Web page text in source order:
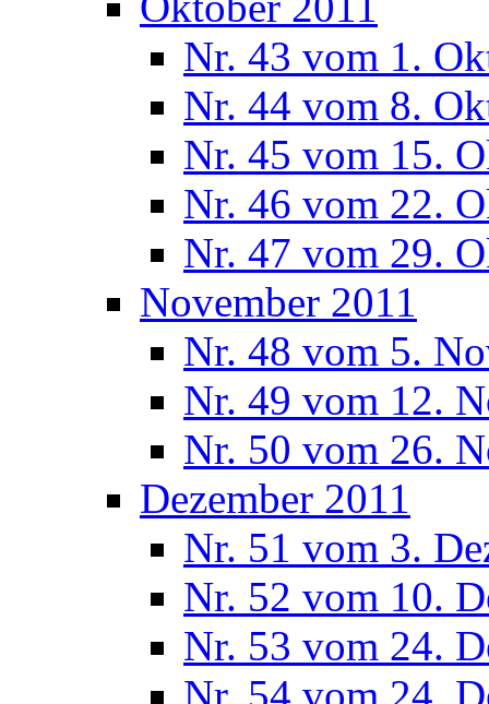
Nr. 43 vom 1.
Nr. 44 vom 8.
Nr. 45 vom 15.
Nr. 46 vom 22.
Nr. 47 vom 29.
November 2011
Nr. 48 vom 5.
Nr. 49 vom 12.
Nr. 50 vom 26.
Dezember 2011
Nr. 51 vom 3.
Nr. 52 vom 10.
Nr. 53 vom 24.
Nr. 54 vom 24.